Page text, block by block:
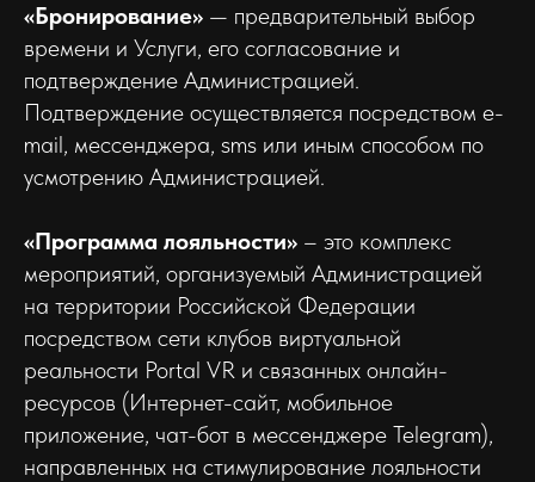
«Бронирование» — предварительный выбор
времени и Услуги, его согласование и
подтверждение Администрацией.
Подтверждение осуществляется посредством e-
mail, мессенджера, sms или иным способом по
усмотрению Администрацией.
«Программа лояльности» – это комплекс
мероприятий, организуемый Администрацией
на территории Российской Федерации
посредством сети клубов виртуальной
реальности Portal VR и связанных онлайн-
ресурсов (Интернет-сайт, мобильное
приложение, чат-бот в мессенджере Telegram),
направленных на стимулирование лояльности